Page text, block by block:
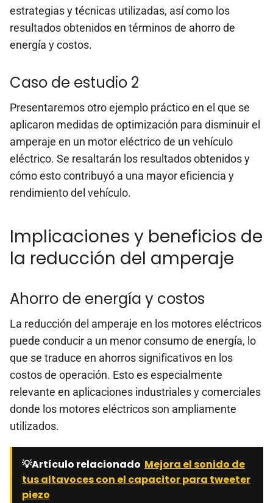
estrategias y técnicas utilizadas, así como los
resultados obtenidos en términos de ahorro de
energía y costos.
Caso de estudio 2
Presentaremos otro ejemplo práctico en el que se
aplicaron medidas de optimización para disminuir el
amperaje en un motor eléctrico de un vehículo
eléctrico. Se resaltarán los resultados obtenidos y
cómo esto contribuyó a una mayor eficiencia y
rendimiento del vehículo.
Implicaciones y beneficios de
la reducción del amperaje
Ahorro de energía y costos
La reducción del amperaje en los motores eléctricos
puede conducir a un menor consumo de energía, lo
que se traduce en ahorros significativos en los
costos de operación. Esto es especialmente
relevante en aplicaciones industriales y comerciales
donde los motores eléctricos son ampliamente
utilizados.
💡Artículo relacionado Mejora el sonido de
tus altavoces con el capacitor para tweeter
piezo